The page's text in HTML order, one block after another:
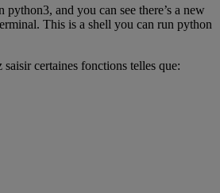
and you can see there’s a new
This is a shell you can run python
certaines fonctions telles que: